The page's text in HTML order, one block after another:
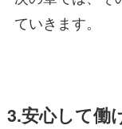
ていきます。
3.安心して働